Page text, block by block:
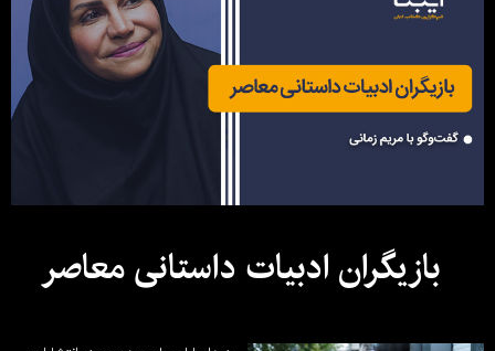
بازیگران ادبیات داستانی معاصر